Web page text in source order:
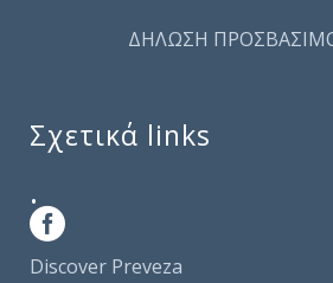
ΔΗΛΩΣΗ
Σχετικά links
.
Discover Preveza